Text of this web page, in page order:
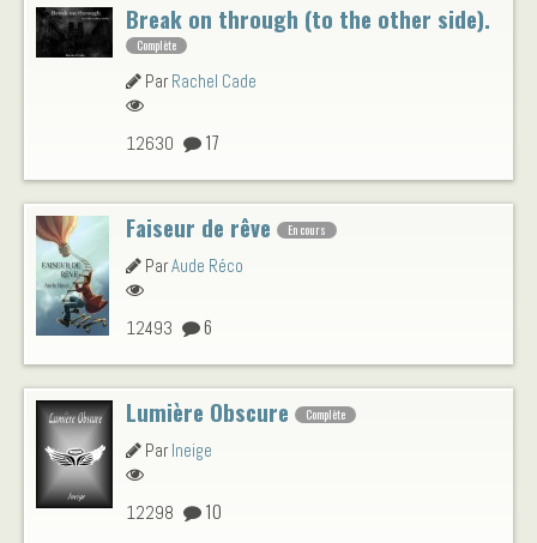
Break on through (to the other side).
Complète
ParRachel Cade
12630 17
Faiseur de rêve En cours
ParAude Réco
12493 6
Lumière Obscure Complète
ParIneige
12298 10